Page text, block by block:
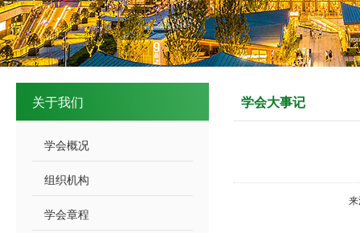
关于我们
学会概况
组织机构
学会章程
学会大事记